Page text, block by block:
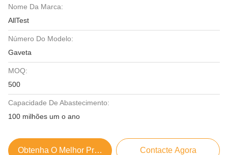
Nome Da Marca:
AllTest
Número Do Modelo:
Gaveta
MOQ:
500
Capacidade De Abastecimento:
100 milhões um o ano
Obtenha O Melhor Preço Contacte Agora